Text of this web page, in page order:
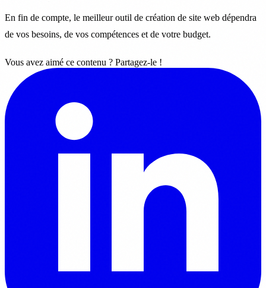
En fin de compte, le meilleur outil de création de site web dépendra
de vos besoins, de vos compétences et de votre budget.
Vous avez aimé ce contenu ? Partagez-le !